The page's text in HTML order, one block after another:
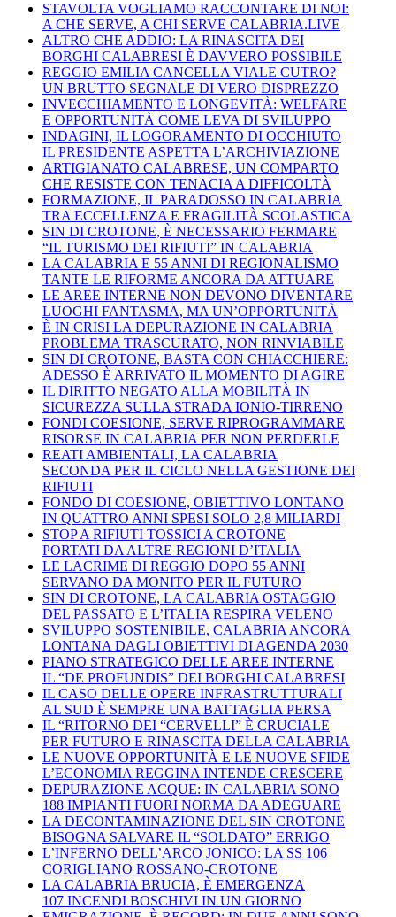
STAVOLTA VOGLIAMO RACCONTARE DI NOI:
A CHE SERVE, A CHI SERVE CALABRIA.LIVE
ALTRO CHE ADDIO: LA RINASCITA DEI
BORGHI CALABRESI È DAVVERO POSSIBILE
REGGIO EMILIA CANCELLA VIALE CUTRO?
UN BRUTTO SEGNALE DI VERO DISPREZZO
INVECCHIAMENTO E LONGEVITÀ: WELFARE
E OPPORTUNITÀ COME LEVA DI SVILUPPO
INDAGINI, IL LOGORAMENTO DI OCCHIUTO
IL PRESIDENTE ASPETTA L’ARCHIVIAZIONE
ARTIGIANATO CALABRESE, UN COMPARTO
CHE RESISTE CON TENACIA A DIFFICOLTÀ
FORMAZIONE, IL PARADOSSO IN CALABRIA
TRA ECCELLENZA E FRAGILITÀ SCOLASTICA
SIN DI CROTONE, È NECESSARIO FERMARE
“IL TURISMO DEI RIFIUTI” IN CALABRIA
LA CALABRIA E 55 ANNI DI REGIONALISMO
TANTE LE RIFORME ANCORA DA ATTUARE
LE AREE INTERNE NON DEVONO DIVENTARE
LUOGHI FANTASMA, MA UN’OPPORTUNITÀ
È IN CRISI LA DEPURAZIONE IN CALABRIA
PROBLEMA TRASCURATO, NON RINVIABILE
SIN DI CROTONE, BASTA CON CHIACCHIERE:
ADESSO È ARRIVATO IL MOMENTO DI AGIRE
IL DIRITTO NEGATO ALLA MOBILITÀ IN
SICUREZZA SULLA STRADA IONIO-TIRRENO
FONDI COESIONE, SERVE RIPROGRAMMARE
RISORSE IN CALABRIA PER NON PERDERLE
REATI AMBIENTALI, LA CALABRIA
SECONDA PER IL CICLO NELLA GESTIONE DEI
RIFIUTI
FONDO DI COESIONE, OBIETTIVO LONTANO
IN QUATTRO ANNI SPESI SOLO 2,8 MILIARDI
STOP A RIFIUTI TOSSICI A CROTONE
PORTATI DA ALTRE REGIONI D’ITALIA
LE LACRIME DI REGGIO DOPO 55 ANNI
SERVANO DA MONITO PER IL FUTURO
SIN DI CROTONE, LA CALABRIA OSTAGGIO
DEL PASSATO E L’ITALIA RESPIRA VELENO
SVILUPPO SOSTENIBILE, CALABRIA ANCORA
LONTANA DAGLI OBIETTIVI DI AGENDA 2030
PIANO STRATEGICO DELLE AREE INTERNE
IL “DE PROFUNDIS” DEI BORGHI CALABRESI
IL CASO DELLE OPERE INFRASTRUTTURALI
AL SUD È SEMPRE UNA BATTAGLIA PERSA
IL “RITORNO DEI “CERVELLI” È CRUCIALE
PER FUTURO E RINASCITA DELLA CALABRIA
LE NUOVE OPPORTUNITÀ E LE NUOVE SFIDE
L’ECONOMIA REGGINA INTENDE CRESCERE
DEPURAZIONE ACQUE: IN CALABRIA SONO
188 IMPIANTI FUORI NORMA DA ADEGUARE
LA DECONTAMINAZIONE DEL SIN CROTONE
BISOGNA SALVARE IL “SOLDATO” ERRIGO
L’INFERNO DELL’ARCO JONICO: LA SS 106
CORIGLIANO ROSSANO-CROTONE
LA CALABRIA BRUCIA, È EMERGENZA
107 INCENDI BOSCHIVI IN UN GIORNO